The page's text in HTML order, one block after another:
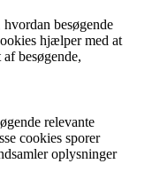
besøgende
hjælper med at
besøgende,
relevante
cookies sporer
oplysninger